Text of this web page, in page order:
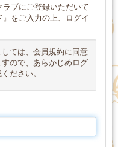
ブにご登録いただいて
をご入力の上、ログイ
ては、会員規約に同意
ので、あらかじめログ
ださい。